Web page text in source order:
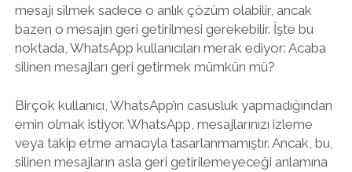
mesajı silmek sadece o anlık çözüm olabilir, ancak
bazen o mesajın geri getirilmesi gerekebilir. İşte bu
noktada, WhatsApp kullanıcıları merak ediyor: Acaba
silinen mesajları geri getirmek mümkün mü?
Birçok kullanıcı, WhatsApp’ın casusluk yapmadığından
emin olmak istiyor. WhatsApp, mesajlarınızı izleme
veya takip etme amacıyla tasarlanmamıştır. Ancak, bu,
silinen mesajların asla geri getirilemeyeceği anlamına